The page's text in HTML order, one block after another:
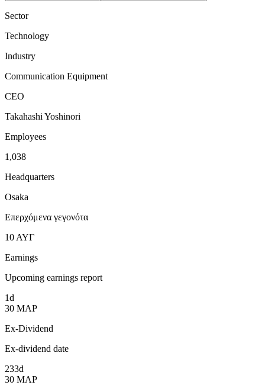
Sector
Technology
Industry
Communication Equipment
CEO
Takahashi Yoshinori
Employees
1,038
Headquarters
Osaka
Επερχόμενα γεγονότα
10 ΑΥΓ
Earnings
Upcoming earnings report
1d
30 ΜΑΡ
Ex-Dividend
Ex-dividend date
233d
30 ΜΑΡ